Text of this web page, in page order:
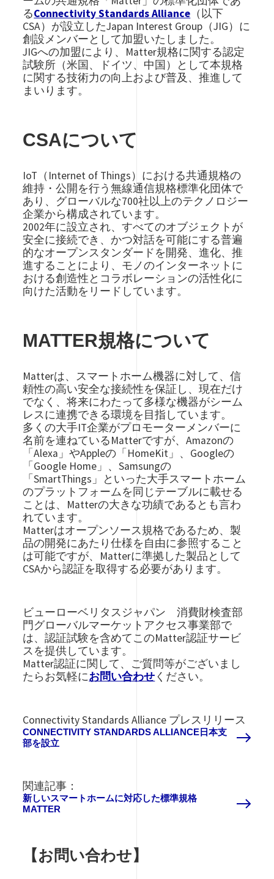
るConnectivity Standards Alliance （以下
CSA）が設立したJapan Interest Group（JIG）に
創設メンバーとして加盟いたしました。
JIGへの加盟により、Matter規格に関する認定
試験所（米国、ドイツ、中国）として本規格
に関する技術力の向上および普及、推進して
まいります。
CSAについて
IoT（Internet of Things）における共通規格の
維持・公開を行う無線通信規格標準化団体で
あり、グローバルな700社以上のテクノロジー
企業から構成されています。
2002年に設立され、すべてのオブジェクトが
安全に接続でき、かつ対話を可能にする普遍
的なオープンスタンダードを開発、進化、推
進することにより、モノのインターネットに
おける創造性とコラボレーションの活性化に
向けた活動をリードしています。
MATTER規格について
Matterは、スマートホーム機器に対して、信
頼性の高い安全な接続性を保証し、現在だけ
でなく、将来にわたって多様な機器がシーム
レスに連携できる環境を目指しています。
多くの大手IT企業がプロモーターメンバーに
名前を連ねているMatterですが、Amazonの
「Alexa」やAppleの「HomeKit」、Googleの
「Google Home」、Samsungの
「SmartThings」といった大手スマートホーム
のプラットフォームを同じテーブルに載せる
ことは、Matterの大きな功績であるとも言わ
れています。
Matterはオープンソース規格であるため、製
品の開発にあたり仕様を自由に参照すること
は可能ですが、Matterに準拠した製品として
CSAから認証を取得する必要があります。
ビューローベリタスジャパン 消費財検査部
門グローバルマーケットアクセス事業部で
は、認証試験を含めてこのMatter認証サービ
スを提供しています。
Matter認証に関して、ご質問等がございまし
たらお気軽にお問い合わせください。
Connectivity Standards Alliance プレスリリース
CONNECTIVITY STANDARDS ALLIANCE日本支
部を設立
関連記事：
新しいスマートホームに対応した標準規格
MATTER
【お問い合わせ】